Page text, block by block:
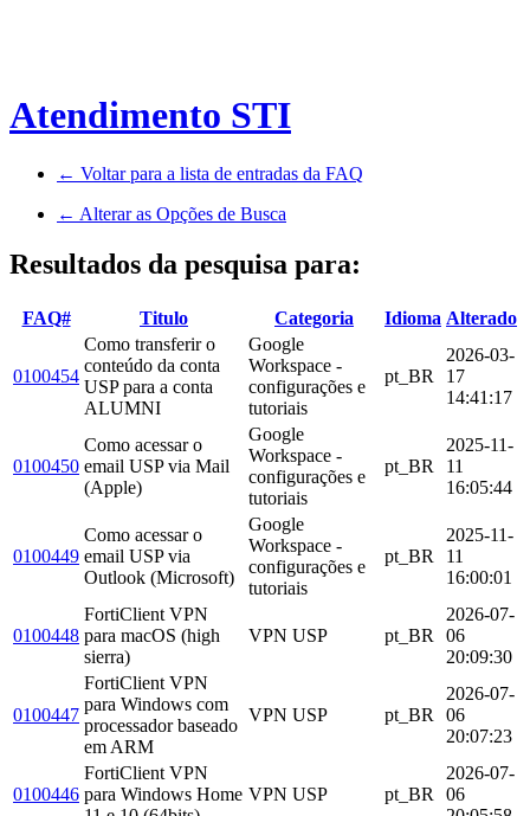
Atendimento STI
← Voltar para a lista de entradas da FAQ
← Alterar as Opções de Busca
Resultados da pesquisa para:
FAQ# Titulo Categoria Idioma Alterado
0100454
Como transferir o
conteúdo da conta
USP para a conta
ALUMNI
Google
Workspace -
configurações e
tutoriais
pt_BR
2026-03-
17
14:41:17
0100450
Como acessar o
email USP via Mail
(Apple)
Google
Workspace -
configurações e
tutoriais
pt_BR
2025-11-
11
16:05:44
0100449
Como acessar o
email USP via
Outlook (Microsoft)
Google
Workspace -
configurações e
tutoriais
pt_BR
2025-11-
11
16:00:01
0100448
FortiClient VPN
para macOS (high
sierra)
VPN USP pt_BR
2026-07-
06
20:09:30
0100447
FortiClient VPN
para Windows com
processador baseado
em ARM
VPN USP pt_BR
2026-07-
06
20:07:23
0100446
FortiClient VPN
para Windows Home VPN USP pt_BR
2026-07-
06